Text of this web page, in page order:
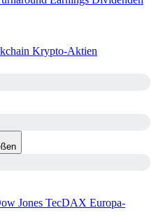
Krypto-Aktien
Jones TecDAX Europa-